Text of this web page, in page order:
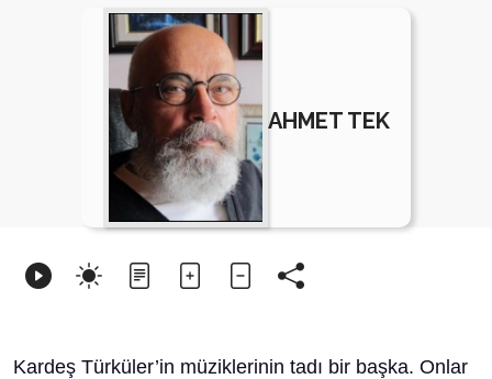
AHMET TEK
Kardeş Türküler’in müziklerinin tadı bir başka. Onlar